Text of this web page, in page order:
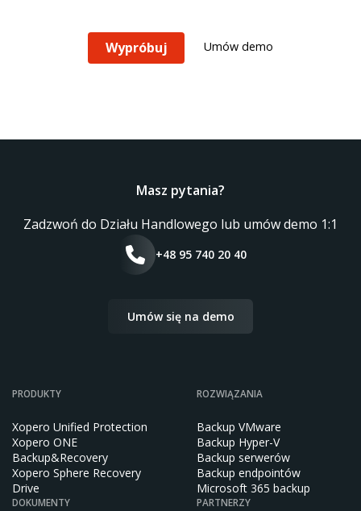
Wypróbuj Umów demo
Masz pytania?
Zadzwoń do Działu Handlowego lub umów demo 1:1
+48 95 740 20 40
Umów się na demo
PRODUKTY
Xopero Unified Protection
Xopero ONE
Backup&Recovery
Xopero Sphere Recovery
Drive
ROZWIĄZANIA
Backup VMware
Backup Hyper-V
Backup serwerów
Backup endpointów
Microsoft 365 backup
DOKUMENTY PARTNERZY